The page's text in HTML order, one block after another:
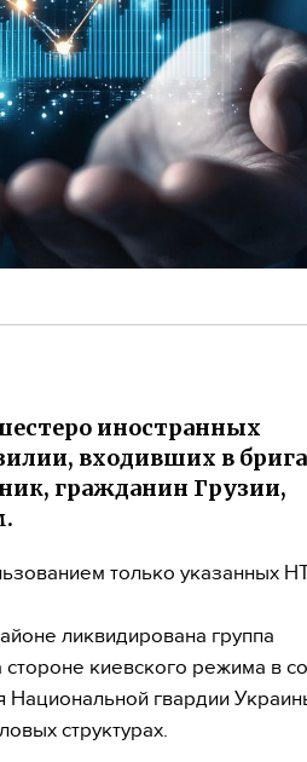
иностранных
входивших в
гражданин Грузии,
только указанных
ликвидирована группа
киевского режима в
Национальной гвардии
структурах.